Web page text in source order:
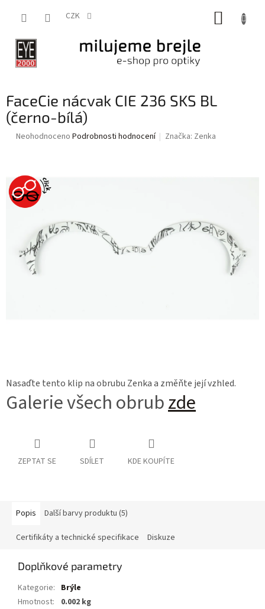
CZK
FaceCie nácvak CIE 236 SKS BL
(černo-bílá)
Průměrné
0,0
z
5
Neohodnoceno Podrobnosti hodnocení Značka: Zenka
Nasaďte tento klip na obrubu Zenka a změňte její vzhled.
Galerie všech obrubzde
ZEPTAT SE SDÍLET KDE KOUPÍTE
Popis Další barvy produktu (5)
Certifikáty a technické specifikace Diskuze
Doplňkové parametry
Kategorie: Brýle
Hmotnost:
0.002 kg